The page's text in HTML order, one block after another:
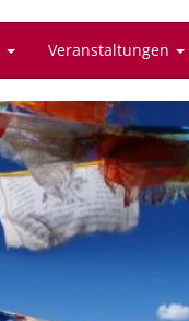
Veranstaltungen